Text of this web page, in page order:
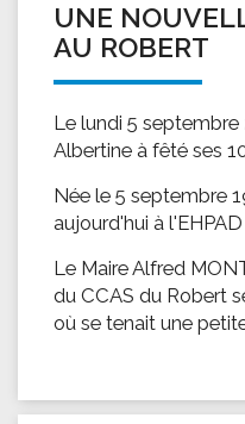
UNE
AU ROBERT
Le lundi 5
Albertine à fêté ses
Née le 5 septembre
aujourd'hui à
Le Maire Alfred
du CCAS du Robert
où se tenait une